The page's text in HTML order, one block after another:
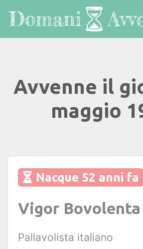
Avvenne il
maggio
Nacque 52 anni fa
Vigor Bovolenta
Pallavolista italiano